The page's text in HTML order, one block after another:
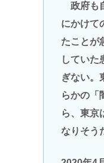
政府も
にかけて
たことが
していた
ぎない。
らかの「
ら、東京
なりそう